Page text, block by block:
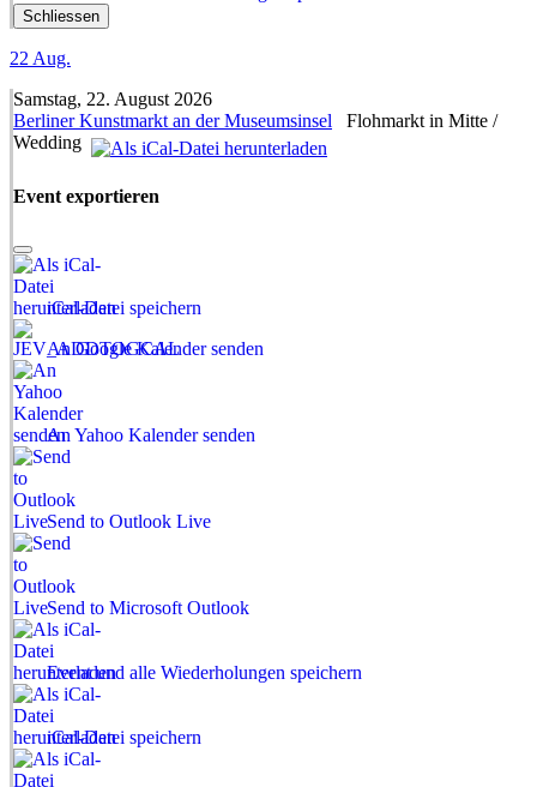
Schliessen
22 Aug.
Samstag, 22. August 2026
Berliner Kunstmarkt an der Museumsinsel Flohmarkt in Mitte /
Wedding
Event exportieren
iCal-Datei speichern
An Google Kalender senden
An Yahoo Kalender senden
Send to Outlook Live
Send to Microsoft Outlook
Event und alle Wiederholungen speichern
iCal-Datei speichern